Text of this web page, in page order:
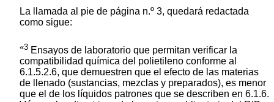
La llamada al pie de página n.º 3, quedará redactada
como sigue:
«3 Ensayos de laboratorio que permitan verificar la
compatibilidad química del polietileno conforme al
6.1.5.2.6, que demuestren que el efecto de las materias
de llenado (sustancias, mezclas y preparados), es menor
que el de los líquidos patrones que se describen en 6.1.6.